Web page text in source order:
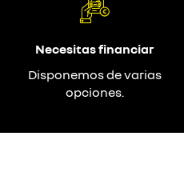
Necesitas financiar
Disponemos de varias
opciones.